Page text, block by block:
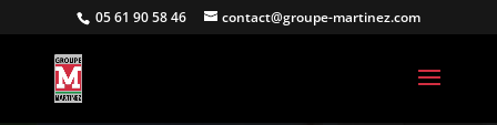
05 61 90 58 46 contact@groupe-martinez.com